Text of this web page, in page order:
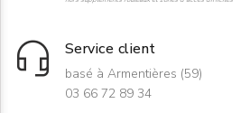
Service client
basé à Armentières (59)
03 66 72 89 34